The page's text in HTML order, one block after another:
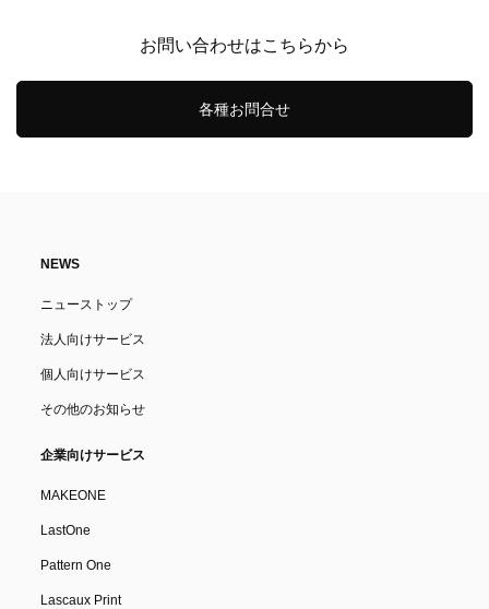
お問い合わせはこちらから
各種お問合せ
NEWS
ニューストップ
法人向けサービス
個人向けサービス
その他のお知らせ
企業向けサービス
MAKEONE
LastOne
Pattern One
Lascaux Print